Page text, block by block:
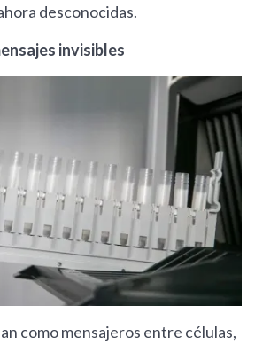
desconocidas.
invisibles
como mensajeros entre células,